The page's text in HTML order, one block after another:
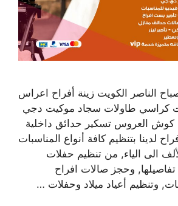
الناصر الكويت زينة أفراح اعراس
كراسي طاولات سجاد موكيت دجي
كوش العروس تسكير حدائق داخلية
لدينا بتنظيم كافة أنواع المناسبات
الى الياء, من تنظيم حفلات
وحجز صالات افراح
وتنظيم أعياد ميلاد وحفلات …